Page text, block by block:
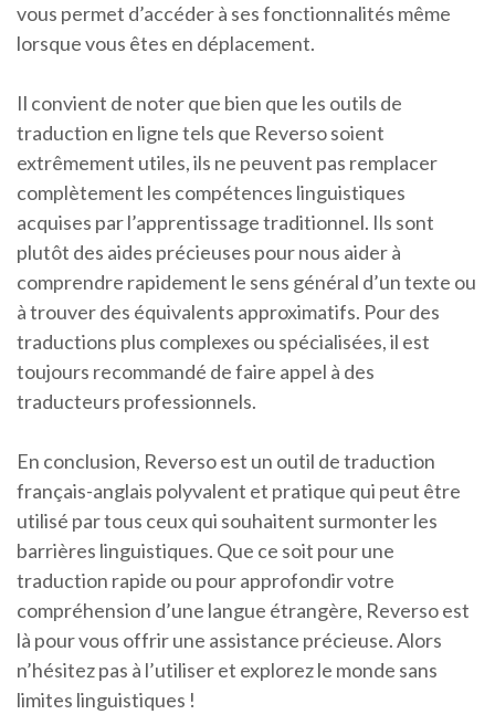
vous permet d’accéder à ses fonctionnalités même
lorsque vous êtes en déplacement.
Il convient de noter que bien que les outils de
traduction en ligne tels que Reverso soient
extrêmement utiles, ils ne peuvent pas remplacer
complètement les compétences linguistiques
acquises par l’apprentissage traditionnel. Ils sont
plutôt des aides précieuses pour nous aider à
comprendre rapidement le sens général d’un texte ou
à trouver des équivalents approximatifs. Pour des
traductions plus complexes ou spécialisées, il est
toujours recommandé de faire appel à des
traducteurs professionnels.
En conclusion, Reverso est un outil de traduction
français-anglais polyvalent et pratique qui peut être
utilisé par tous ceux qui souhaitent surmonter les
barrières linguistiques. Que ce soit pour une
traduction rapide ou pour approfondir votre
compréhension d’une langue étrangère, Reverso est
là pour vous offrir une assistance précieuse. Alors
n’hésitez pas à l’utiliser et explorez le monde sans
limites linguistiques !